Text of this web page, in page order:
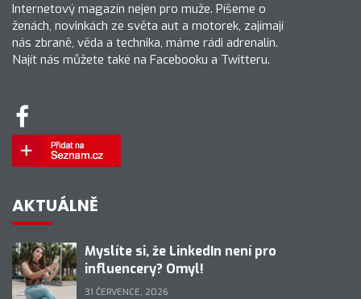
Internetový magazín nejen pro muže. Píšeme o
ženách, novinkách ze světa aut a motorek, zajímají
nás zbraně, věda a technika, máme rádi adrenalin.
Najít nás můžete také na Facebooku a Twitteru.
AKTUÁLNĚ
Myslíte si, že LinkedIn není pro
influencery? Omyl!
31 ČERVENCE, 2026